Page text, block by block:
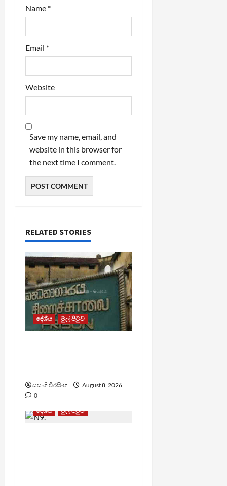
Name *
Email *
Website
Save my name, email, and
website in this browser for
the next time I comment.
RELATED STORIES
දේශීය මුල් පිටුව
සසංගි වීරසිංහ
August 8, 2026
0
දේශීය
මුල් පිටුව